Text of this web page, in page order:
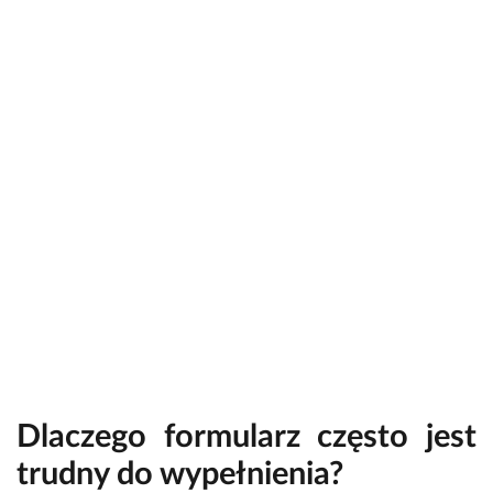
Dlaczego formularz często jest
trudny do wypełnienia?